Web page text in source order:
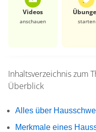
Videos
anschauen starten
Inhaltsverzeichnis zum
Überblick
Alles über
Merkmale eines